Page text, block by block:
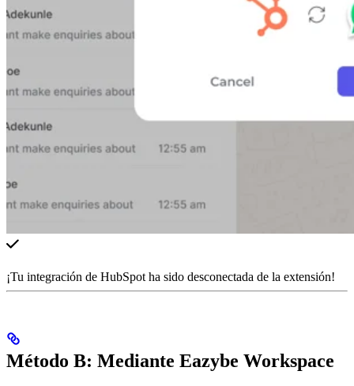
¡Tu integración de HubSpot ha sido desconectada de la extensión!
Método B: Mediante Eazybe Workspace